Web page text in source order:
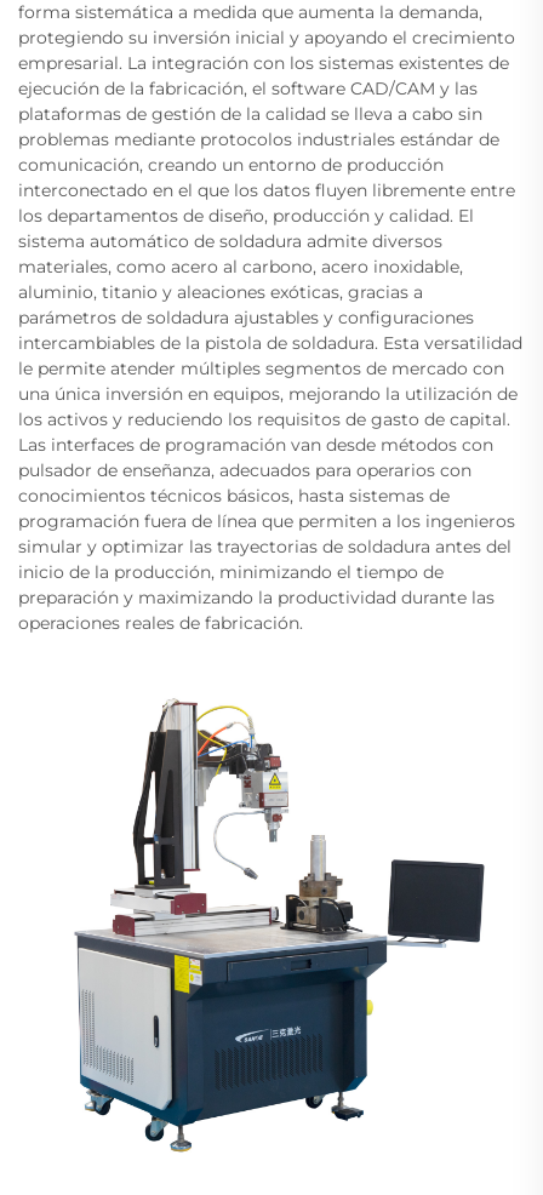
forma sistemática a medida que aumenta la demanda,
protegiendo su inversión inicial y apoyando el crecimiento
empresarial. La integración con los sistemas existentes de
ejecución de la fabricación, el software CAD/CAM y las
plataformas de gestión de la calidad se lleva a cabo sin
problemas mediante protocolos industriales estándar de
comunicación, creando un entorno de producción
interconectado en el que los datos fluyen libremente entre
los departamentos de diseño, producción y calidad. El
sistema automático de soldadura admite diversos
materiales, como acero al carbono, acero inoxidable,
aluminio, titanio y aleaciones exóticas, gracias a
parámetros de soldadura ajustables y configuraciones
intercambiables de la pistola de soldadura. Esta versatilidad
le permite atender múltiples segmentos de mercado con
una única inversión en equipos, mejorando la utilización de
los activos y reduciendo los requisitos de gasto de capital.
Las interfaces de programación van desde métodos con
pulsador de enseñanza, adecuados para operarios con
conocimientos técnicos básicos, hasta sistemas de
programación fuera de línea que permiten a los ingenieros
simular y optimizar las trayectorias de soldadura antes del
inicio de la producción, minimizando el tiempo de
preparación y maximizando la productividad durante las
operaciones reales de fabricación.